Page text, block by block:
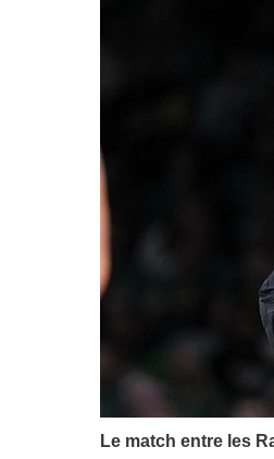
Le match entre les